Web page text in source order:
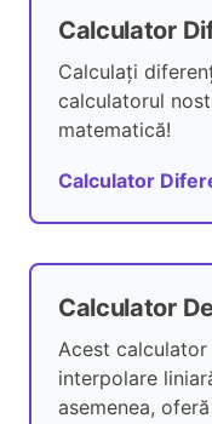
Calculator
Calculați
calculatorul
matematică!
Calculator
Calculator
Acest
interpolare
asemenea,